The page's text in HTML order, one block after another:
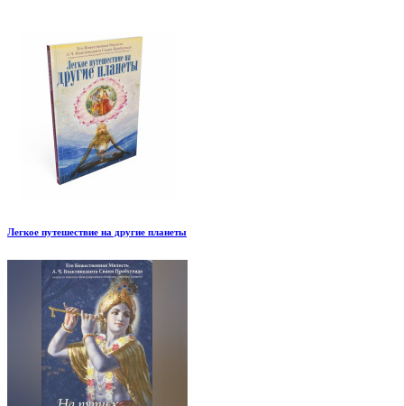
Легкое путешествие на другие планеты